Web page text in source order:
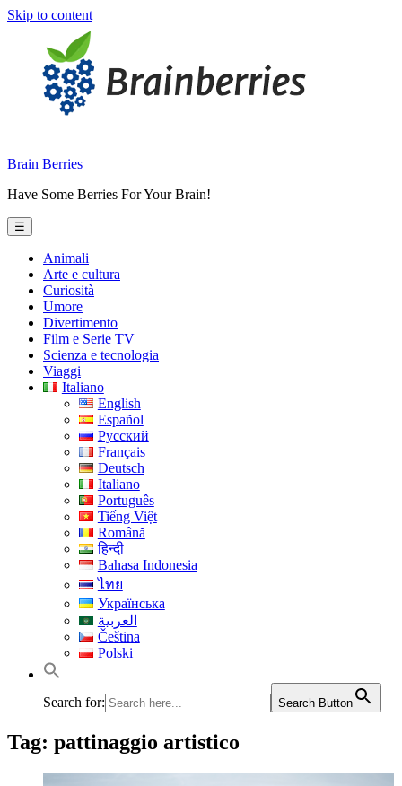
Skip to content
Brain Berries
Have Some Berries For Your Brain!
☰
Animali
Arte e cultura
Curiosità
Umore
Divertimento
Film e Serie TV
Scienza e tecnologia
Viaggi
Italiano
English
Español
Русский
Français
Deutsch
Italiano
Português
Tiếng Việt
Română
हिन्दी
Bahasa Indonesia
ไทย
Українська
العربية
Čeština
Polski
Search for: Search Button
Tag: pattinaggio artistico